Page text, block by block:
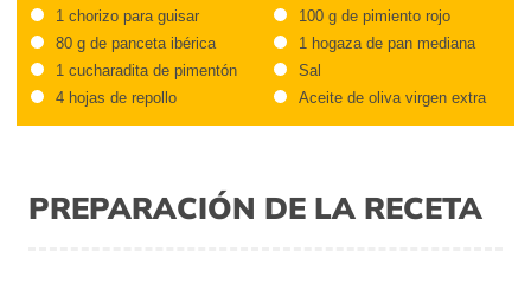
1 chorizo para guisar
80 g de panceta ibérica
1 cucharadita de pimentón
4 hojas de repollo
100 g de pimiento rojo
1 hogaza de pan mediana
Sal
Aceite de oliva virgen extra
PREPARACIÓN DE LA RECETA